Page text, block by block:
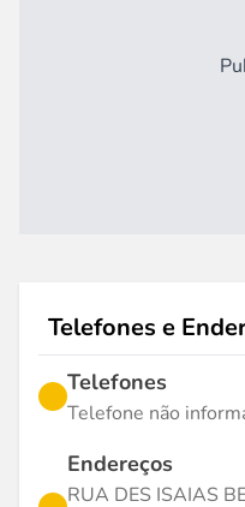
Telefones e
Telefones
Telefone não
Endereços
RUA DES ISAIAS